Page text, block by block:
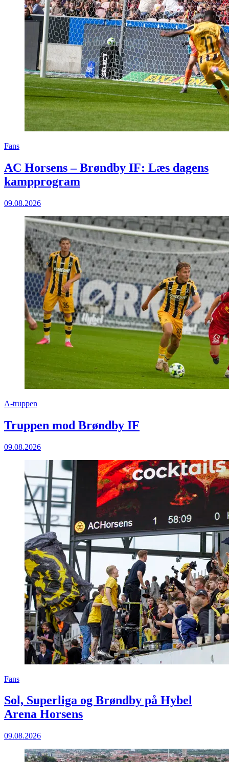
Fans
AC Horsens – Brøndby IF: Læs dagens
kampprogram
09.08.2026
A-truppen
Truppen mod Brøndby IF
09.08.2026
Fans
Sol, Superliga og Brøndby på Hybel
Arena Horsens
09.08.2026